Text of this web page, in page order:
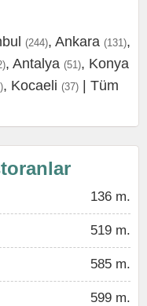
(244), Ankara (131),
, Antalya (51), Konya
, Kocaeli (37)
Tüm
136 m.
519 m.
585 m.
599 m.